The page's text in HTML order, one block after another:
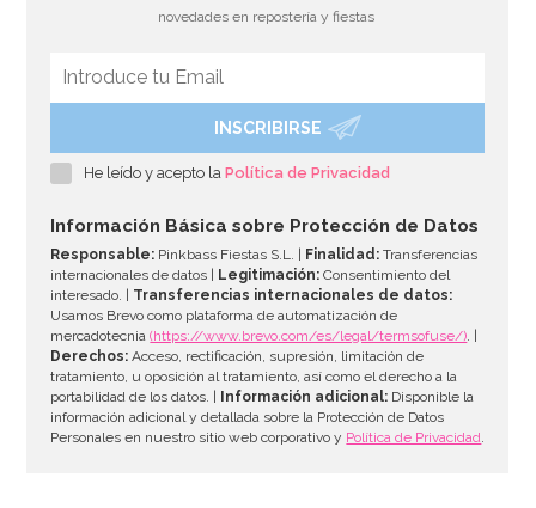
Contrapeso para Globos de Helio Rojo
AÑADIR
novedades en repostería y fiestas
INSCRIBIRSE
He leído y acepto laPolítica de Privacidad
Información Básica sobre Protección de Datos
Responsable: Pinkbass Fiestas S.L. | Finalidad: Transferencias
internacionales de datos |
Legitimación: Consentimiento del
interesado. | Transferencias internacionales de datos:
Usamos Brevo como plataforma de automatización de
mercadotecnia(https://www.brevo.com/es/legal/termsofuse/). |
Derechos: Acceso, rectificación, supresión, limitación de
tratamiento, u oposición al tratamiento, así como el derecho a la
portabilidad de los datos. |
Información adicional: Disponible la
información adicional y detallada sobre la Protección de Datos
Personales en nuestro sitio web corporativo y Política de Privacidad.